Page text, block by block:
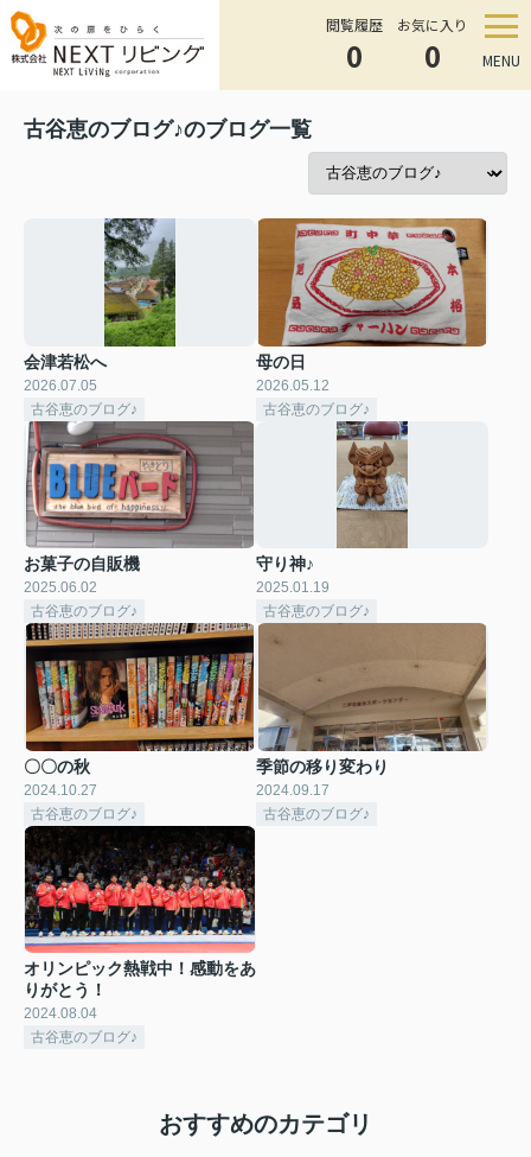
閲覧履歴
0
お気に入り
0 MENU
古谷恵のブログ♪のブログ一覧
会津若松へ
2026.07.05
古谷恵のブログ♪
母の日
2026.05.12
古谷恵のブログ♪
お菓子の自販機
2025.06.02
古谷恵のブログ♪
守り神♪
2025.01.19
古谷恵のブログ♪
〇〇の秋
2024.10.27
古谷恵のブログ♪
季節の移り変わり
2024.09.17
古谷恵のブログ♪
オリンピック熱戦中！感動をあ
りがとう！
2024.08.04
古谷恵のブログ♪
おすすめのカテゴリ